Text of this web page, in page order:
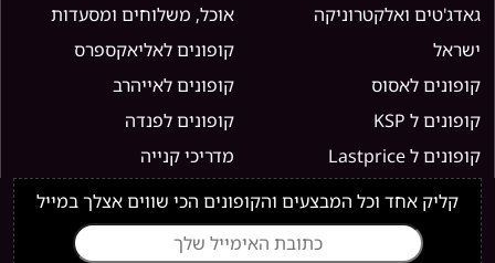
גאדג'טים ואלקטרוניקה
אוכל, משלוחים ומסעדות
ישראל
קופונים לאליאקספרס
קופונים לאסוס
קופונים לאייהרב
קופונים ל KSP
קופונים לפנדה
קופונים ל Lastprice
מדריכי קנייה
קליק אחד וכל המבצעים והקופונים הכי שווים אצלך במייל